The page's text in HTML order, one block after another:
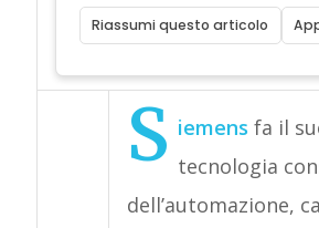
Riassumi questo articolo
S iemens fa il
tecnologia
dell’automazione,